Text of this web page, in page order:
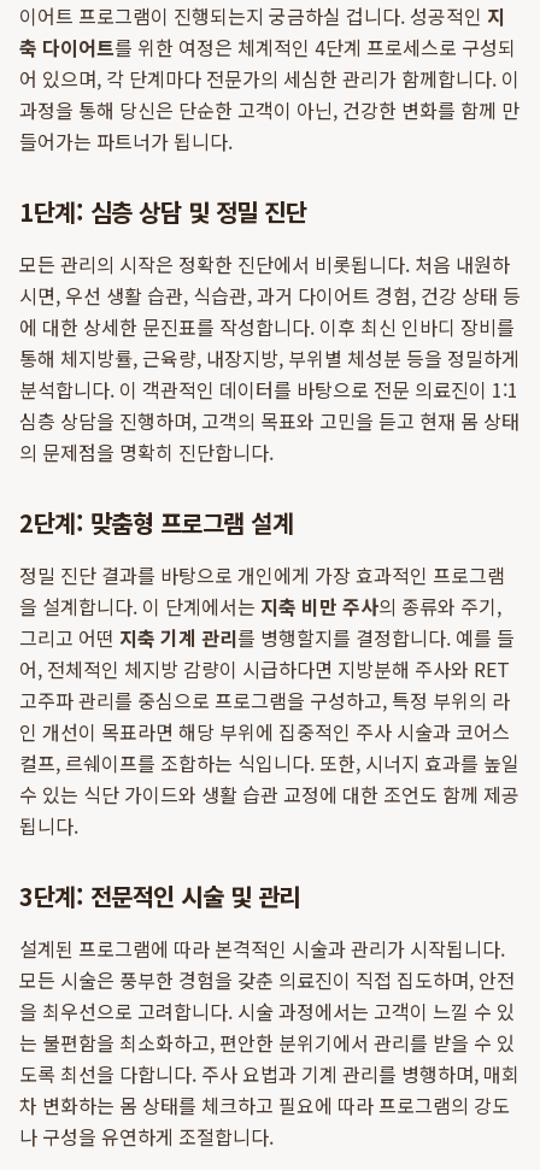
이어트 프로그램이 진행되는지 궁금하실 겁니다. 성공적인 지
축 다이어트를 위한 여정은 체계적인 4단계 프로세스로 구성되
어 있으며, 각 단계마다 전문가의 세심한 관리가 함께합니다. 이
과정을 통해 당신은 단순한 고객이 아닌, 건강한 변화를 함께 만
들어가는 파트너가 됩니다.
1단계: 심층 상담 및 정밀 진단
모든 관리의 시작은 정확한 진단에서 비롯됩니다. 처음 내원하
시면, 우선 생활 습관, 식습관, 과거 다이어트 경험, 건강 상태 등
에 대한 상세한 문진표를 작성합니다. 이후 최신 인바디 장비를
통해 체지방률, 근육량, 내장지방, 부위별 체성분 등을 정밀하게
분석합니다. 이 객관적인 데이터를 바탕으로 전문 의료진이 1:1
심층 상담을 진행하며, 고객의 목표와 고민을 듣고 현재 몸 상태
의 문제점을 명확히 진단합니다.
2단계: 맞춤형 프로그램 설계
정밀 진단 결과를 바탕으로 개인에게 가장 효과적인 프로그램
을 설계합니다. 이 단계에서는 지축 비만 주사의 종류와 주기,
그리고 어떤 지축 기계 관리를 병행할지를 결정합니다. 예를 들
어, 전체적인 체지방 감량이 시급하다면 지방분해 주사와 RET
고주파 관리를 중심으로 프로그램을 구성하고, 특정 부위의 라
인 개선이 목표라면 해당 부위에 집중적인 주사 시술과 코어스
컬프, 르쉐이프를 조합하는 식입니다. 또한, 시너지 효과를 높일
수 있는 식단 가이드와 생활 습관 교정에 대한 조언도 함께 제공
됩니다.
3단계: 전문적인 시술 및 관리
설계된 프로그램에 따라 본격적인 시술과 관리가 시작됩니다.
모든 시술은 풍부한 경험을 갖춘 의료진이 직접 집도하며, 안전
을 최우선으로 고려합니다. 시술 과정에서는 고객이 느낄 수 있
는 불편함을 최소화하고, 편안한 분위기에서 관리를 받을 수 있
도록 최선을 다합니다. 주사 요법과 기계 관리를 병행하며, 매회
차 변화하는 몸 상태를 체크하고 필요에 따라 프로그램의 강도
나 구성을 유연하게 조절합니다.